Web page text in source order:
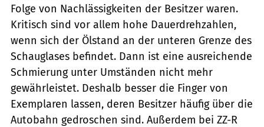
Folge von Nachlässigkeiten der Besitzer waren.
Kritisch sind vor allem hohe Dauerdrehzahlen,
wenn sich der Ölstand an der unteren Grenze des
Schauglases befindet. Dann ist eine ausreichende
Schmierung unter Umständen nicht mehr
gewährleistet. Deshalb besser die Finger von
Exemplaren lassen, deren Besitzer häufig über die
Autobahn gedroschen sind. Außerdem bei ZZ-R